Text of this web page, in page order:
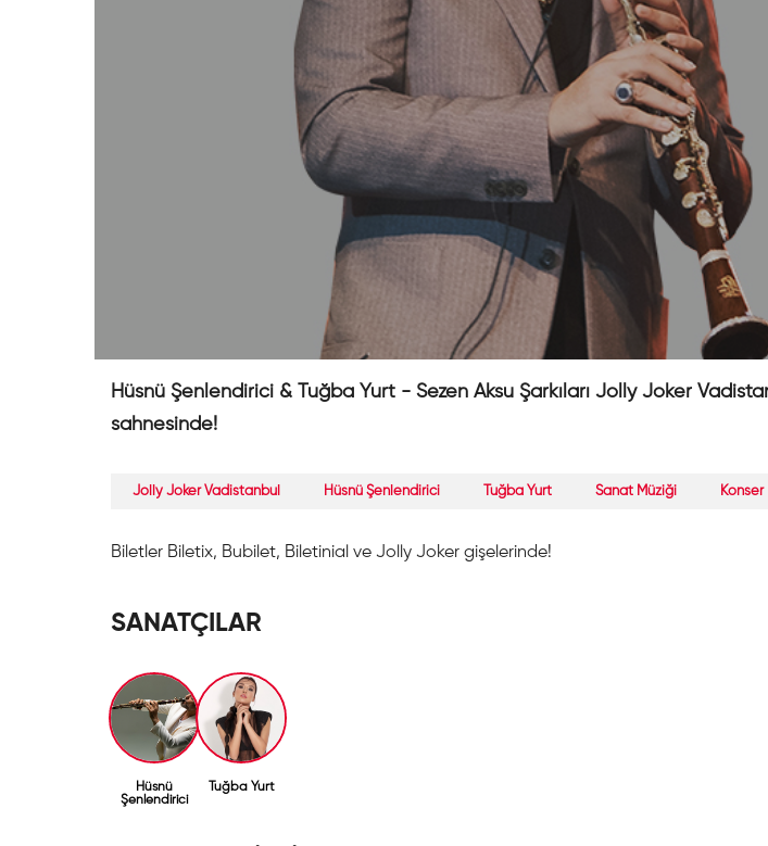
Hüsnü Şenlendirici & Tuğba Yurt - Sezen Aksu Şarkıları Jolly Joker
sahnesinde!
Jolly Joker Vadistanbul Hüsnü Şenlendirici Tuğba Yurt Sanat Müziği Konser
Biletler Biletix, Bubilet, Biletinial ve Jolly Joker gişelerinde!
SANATÇILAR
Hüsnü
Şenlendirici
Tuğba Yurt